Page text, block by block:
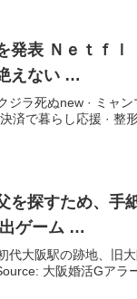
発表 Ｎｅｔｆｌ
えない …
ジラ死ぬnew · ミャ
済で暮らし応援 · 整
を探すため、手
ゲーム …
代大阪駅の跡地、旧
大阪婚活Gアラ